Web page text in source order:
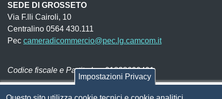
SEDE DI GROSSETO
Via F.lli Cairoli, 10
Centralino 0564 430.111
Pec cameradicommercio@pec.lg.camcom.it
Codice fiscale e Partita Iva:01838690491
Codice univoco fatturazione elettronica:
UFN1JE
Impostazioni Privacy